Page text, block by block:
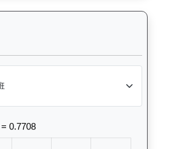
析馬匹的跑法風格和衝線
）— 完成時間標準差分析